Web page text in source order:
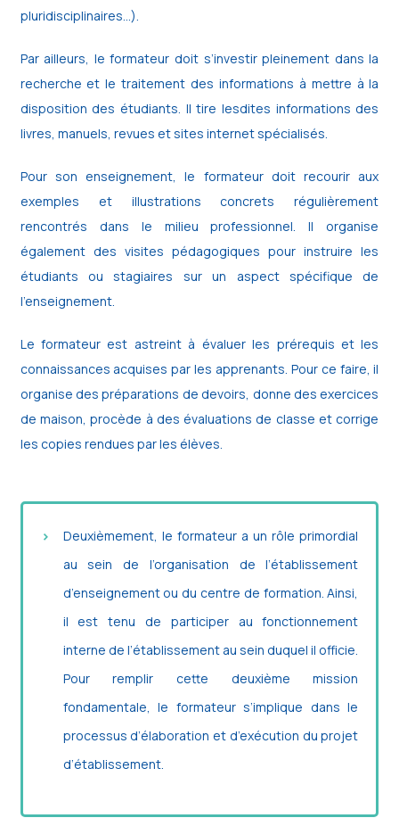
pluridisciplinaires…).
Par ailleurs, le formateur doit s’investir pleinement dans la
recherche et le traitement des informations à mettre à la
disposition des étudiants. Il tire lesdites informations des
livres, manuels, revues et sites internet spécialisés.
Pour son enseignement, le formateur doit recourir aux
exemples et illustrations concrets régulièrement
rencontrés dans le milieu professionnel. Il organise
également des visites pédagogiques pour instruire les
étudiants ou stagiaires sur un aspect spécifique de
l’enseignement.
Le formateur est astreint à évaluer les prérequis et les
connaissances acquises par les apprenants. Pour ce faire, il
organise des préparations de devoirs, donne des exercices
de maison, procède à des évaluations de classe et corrige
les copies rendues par les élèves.
Deuxièmement, le formateur a un rôle primordial
au sein de l’organisation de l’établissement
d’enseignement ou du centre de formation. Ainsi,
il est tenu de participer au fonctionnement
interne de l’établissement au sein duquel il officie.
Pour remplir cette deuxième mission
fondamentale, le formateur s’implique dans le
processus d’élaboration et d’exécution du projet
d’établissement.